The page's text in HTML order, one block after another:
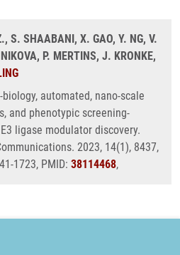
S. SHAABANI, X. GAO, Y. NG, V.
P. MERTINS, J. KRONKE,
biology, automated, nano-scale
and phenotypic screening-
ligase modulator discovery.
2023, 14(1), 8437,
1723, PMID: 38114468,